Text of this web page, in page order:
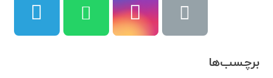
برچسب‌ها